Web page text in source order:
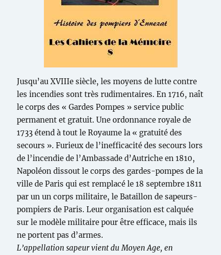
Jusqu’au XVIIIe siècle, les moyens de lutte contre
les incendies sont très rudimentaires. En 1716, naît
le corps des « Gardes Pompes » service public
permanent et gratuit. Une ordonnance royale de
1733 étend à tout le Royaume la « gratuité des
secours ». Furieux de l’inefficacité des secours lors
de l’incendie de l’Ambassade d’Autriche en 1810,
Napoléon dissout le corps des gardes-pompes de la
ville de Paris qui est remplacé le 18 septembre 1811
par un un corps militaire, le Bataillon de sapeurs-
pompiers de Paris. Leur organisation est calquée
sur le modèle militaire pour être efficace, mais ils
ne portent pas d’armes.
L’appellation sapeur vient du Moyen Age, en